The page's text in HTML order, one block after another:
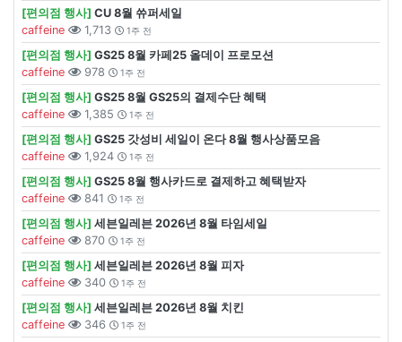
[편의점 행사] CU 8월 쓔퍼세일
caffeine
1,713 1주 전
[편의점 행사] GS25 8월 카페25 올데이 프로모션
caffeine
978 1주 전
[편의점 행사] GS25 8월 GS25의 결제수단 혜택
caffeine
1,385 1주 전
[편의점 행사] GS25 갓성비 세일이 온다 8월 행사상품모음
caffeine
1,924 1주 전
[편의점 행사] GS25 8월 행사카드로 결제하고 혜택받자
caffeine
841 1주 전
[편의점 행사] 세븐일레븐 2026년 8월 타임세일
caffeine
870 1주 전
[편의점 행사] 세븐일레븐 2026년 8월 피자
caffeine
340 1주 전
[편의점 행사] 세븐일레븐 2026년 8월 치킨
caffeine
346 1주 전